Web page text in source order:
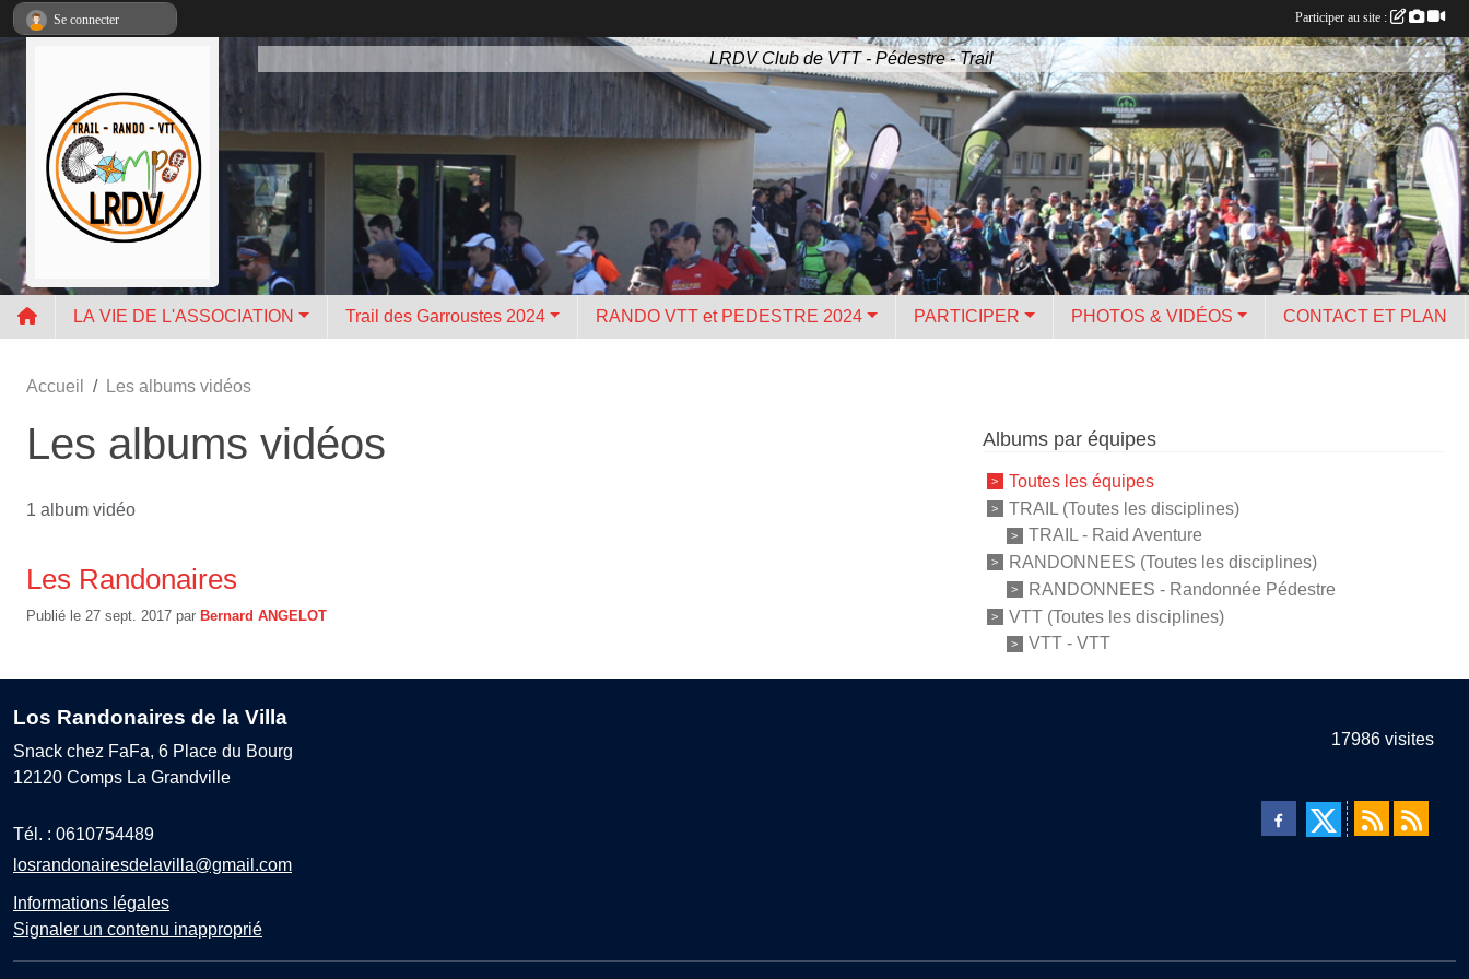
LRDV Club de VTT - Pédestre - Trail
LA VIE DE L'ASSOCIATION Trail des Garroustes 2024 RANDO VTT et PEDESTRE 2024 PARTICIPER PHOTOS & VIDÉOS CONTACT ET PLAN
Accueil Les albums vidéos
Les albums vidéos
1 album vidéo
Les Randonaires
Publié le 27 sept. 2017 par Bernard ANGELOT
Albums par équipes
Toutes les équipes
TRAIL (Toutes les disciplines)
TRAIL - Raid Aventure
RANDONNEES (Toutes les disciplines)
RANDONNEES - Randonnée Pédestre
VTT (Toutes les disciplines)
VTT - VTT
Los Randonaires de la Villa
Snack chez FaFa, 6 Place du Bourg
12120 Comps La Grandville
Tél. : 0610754489
losrandonairesdelavilla@gmail.com
Informations légales
Signaler un contenu inapproprié
17986 visites
Se connecter Participer au site :
Panneau de gestion des cookies